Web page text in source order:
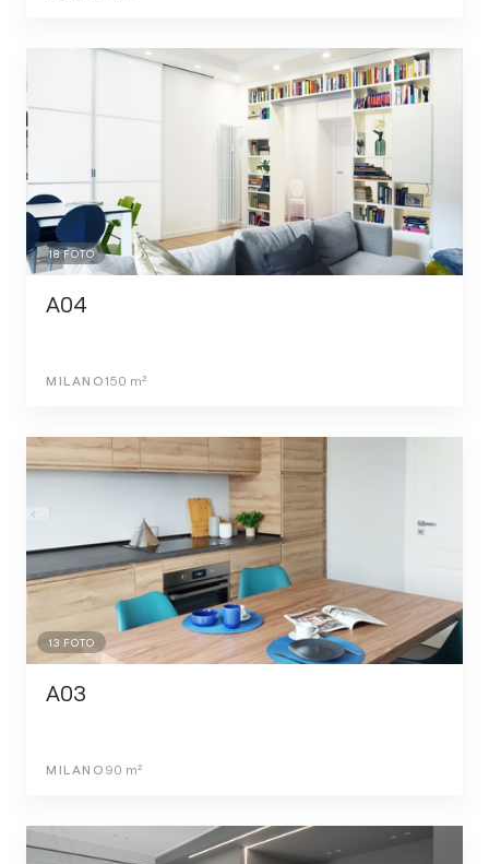
18FOTO
A04
MILANO150 m²
13 FOTO
A03
MILANO 90 m²